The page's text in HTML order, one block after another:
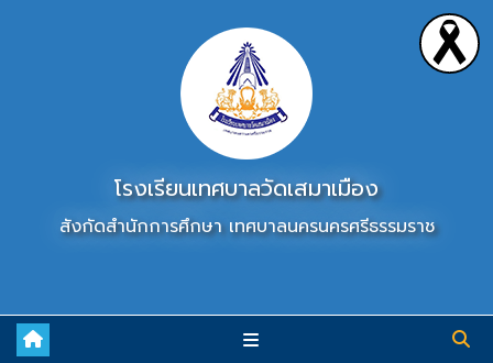
โรงเรียนเทศบาลวัดเสมาเมือง
สังกัดสำนักการศึกษา เทศบาลนครนครศรีธรรมราช